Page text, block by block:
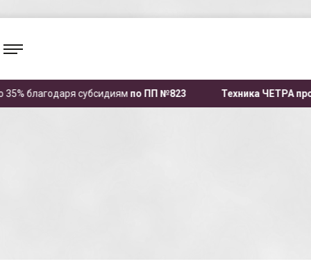
субсидиям по ПП №823 Техника ЧЕТРА